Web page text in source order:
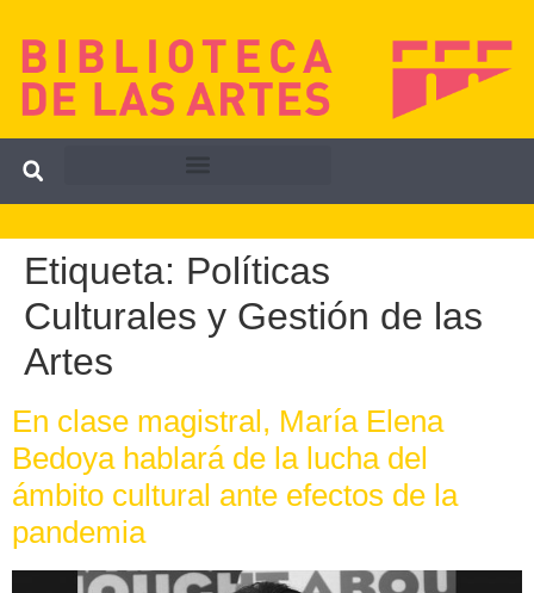
Etiqueta: Políticas
Culturales y Gestión de las
Artes
En clase magistral, María Elena
Bedoya hablará de la lucha del
ámbito cultural ante efectos de la
pandemia